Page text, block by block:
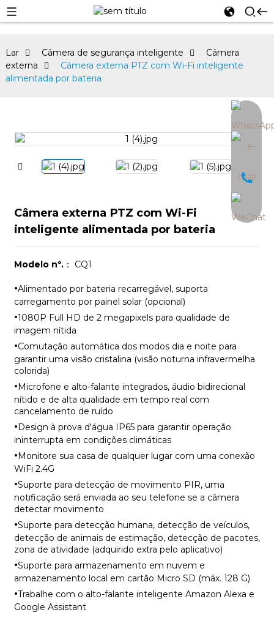
Lar Câmera de segurança inteligente
Câmera
externa
Câmera externa PTZ com Wi-Fi inteligente
alimentada por bateria
Câmera externa PTZ com Wi-Fi
inteligente alimentada por bateria
Modelo nº.： CQ1
·Alimentado por bateria recarregável, suporta
carregamento por painel solar (opcional)
·1080P Full HD de 2 megapixels para qualidade de
imagem nítida
·Comutação automática dos modos dia e noite para
garantir uma visão cristalina (visão noturna infravermelha
colorida)
·Microfone e alto-falante integrados, áudio bidirecional
nítido e de alta qualidade em tempo real com
cancelamento de ruído
·Design à prova d'água IP65 para garantir operação
ininterrupta em condições climáticas
·Monitore sua casa de qualquer lugar com uma conexão
WiFi 2.4G
·Suporte para detecção de movimento PIR, uma
notificação será enviada ao seu telefone se a câmera
detectar movimento
·Suporte para detecção humana, detecção de veículos,
detecção de animais de estimação, detecção de pacotes,
zona de atividade (adquirido extra pelo aplicativo)
·Suporte para armazenamento em nuvem e
armazenamento local em cartão Micro SD (máx. 128 G)
·Trabalhe com o alto-falante inteligente Amazon Alexa e
Google Assistant